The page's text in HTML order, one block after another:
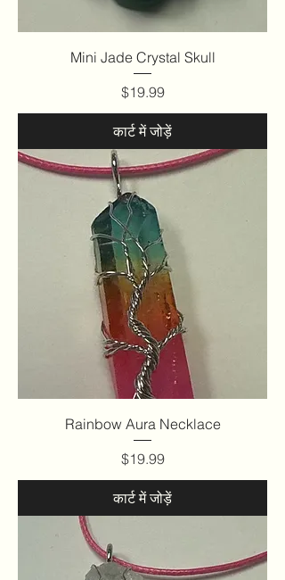
Mini Jade Crystal Skull
मूल्य
$19.99
कार्ट में जोड़ें
Rainbow Aura Necklace
मूल्य
$19.99
कार्ट में जोड़ें